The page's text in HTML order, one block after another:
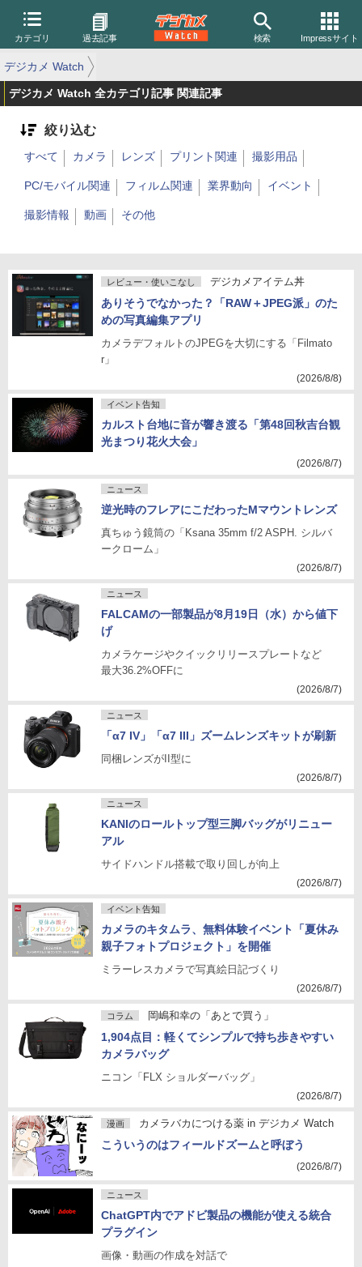
カテゴリ 過去記事 検索 Impressサイト
デジカメ Watch
デジカメ Watch 全カテゴリ記事 関連記事
絞り込む
すべて カメラ レンズ プリント関連 撮影用品
PC/モバイル関連 フィルム関連 業界動向 イベント
撮影情報 動画 その他
レビュー・使いこなし デジカメアイテム丼
ありそうでなかった？「RAW＋JPEG派」のた
めの写真編集アプリ
カメラデフォルトのJPEGを大切にする「Filmato
r」
(2026/8/8)
イベント告知
カルスト台地に音が響き渡る「第48回秋吉台観
光まつり花火大会」
(2026/8/7)
ニュース
逆光時のフレアにこだわったMマウントレンズ
真ちゅう鏡筒の「Ksana 35mm f/2 ASPH. シルバ
ークローム」
(2026/8/7)
ニュース
FALCAMの一部製品が8月19日（水）から値下
げ
カメラケージやクイックリリースプレートなど
最大36.2%OFFに
(2026/8/7)
ニュース
「α7 IV」「α7 III」ズームレンズキットが刷新
同梱レンズがII型に
(2026/8/7)
ニュース
KANIのロールトップ型三脚バッグがリニュー
アル
サイドハンドル搭載で取り回しが向上
(2026/8/7)
イベント告知
カメラのキタムラ、無料体験イベント「夏休み
親子フォトプロジェクト」を開催
ミラーレスカメラで写真絵日記づくり
(2026/8/7)
コラム 岡嶋和幸の「あとで買う」
1,904点目：軽くてシンプルで持ち歩きやすい
カメラバッグ
ニコン「FLX ショルダーバッグ」
(2026/8/7)
漫画 カメラバカにつける薬 in デジカメ Watch
こういうのはフィールドズームと呼ぼう
(2026/8/7)
ニュース
ChatGPT内でアドビ製品の機能が使える統合
プラグイン
画像・動画の作成を対話で